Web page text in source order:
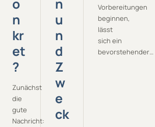
o
n
kr
et
?
Zunächst
die
gute
Nachricht:
n
u
n
d
Z
w
e
ck
Vorbereitungen
beginnen,
lässt
sich ein
bevorstehender…